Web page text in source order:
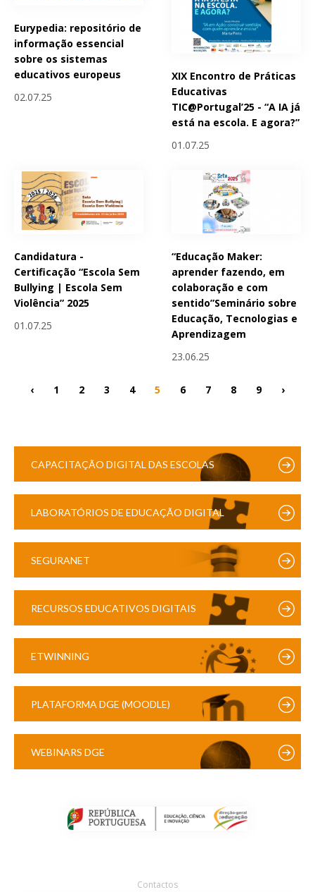
Eurypedia: repositório de
informação essencial
sobre os sistemas
educativos europeus
02.07.25
XIX Encontro de Práticas
Educativas
TIC@Portugal’25 - “A IA já
está na escola. E agora?”
01.07.25
Candidatura -
Certificação “Escola Sem
Bullying | Escola Sem
Violência” 2025
01.07.25
“Educação Maker:
aprender fazendo, em
colaboração e com
sentido”Seminário sobre
Educação, Tecnologias e
Aprendizagem
23.06.25
‹ 1 2 3 4 5 6 7 8 9 ›
CAPACITAÇÃO DIGITAL DAS ESCOLAS
LABORATÓRIOS DE EDUCAÇÃO DIGITAL
SEGURANET
RECURSOS EDUCATIVOS DIGITAIS
ETWINNING
PLATAFORMA DGE (MOODLE)
WEBINARS DGE
Contactos